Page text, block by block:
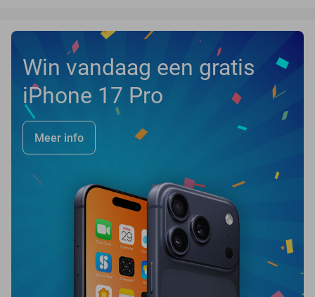
Win vandaag een gratis
iPhone 17 Pro
Meer info